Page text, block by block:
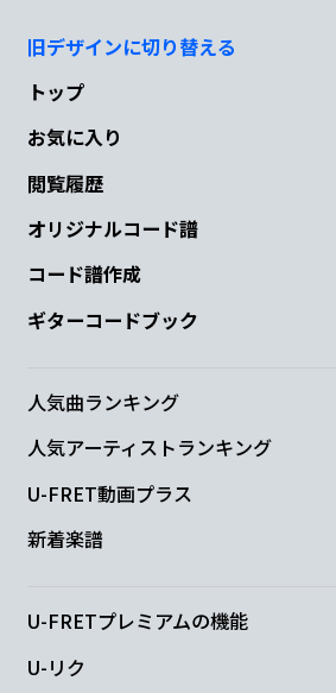
旧デザインに切り替える
トップ
お気に入り
閲覧履歴
オリジナルコード譜
コード譜作成
ギターコードブック
人気曲ランキング
人気アーティストランキング
U-FRET動画プラス
新着楽譜
U-FRETプレミアムの機能
U-リク